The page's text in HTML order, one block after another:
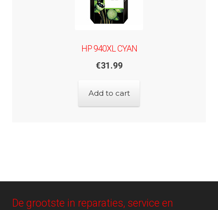
HP 940XL CYAN
€31.99
Add to cart
De grootste in reparaties, service en